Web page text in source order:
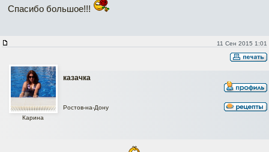
Спасибо большое!!!
11 Сен 2015 1:01
казачка
Карина
Ростов-на-Дону